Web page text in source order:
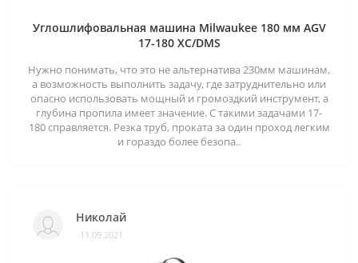
Углошлифовальная машина Milwaukee 180 мм AGV
17-180 XC/DMS
Нужно понимать, что это не альтернатива 230мм машинам,
а возможность выполнить задачу, где затруднительно или
опасно использовать мощный и громоздкий инструмент, а
глубина пропила имеет значение. С такими задачами 17-
180 справляется. Резка труб, проката за один проход легким
и гораздо более безопа..
Николай
11.09.2021